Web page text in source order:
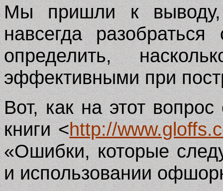
Мы пришли к
навсегда
определить,
эффективными при
Вот, как на этот
книги <http://
«Ошибки, которые
и использовании